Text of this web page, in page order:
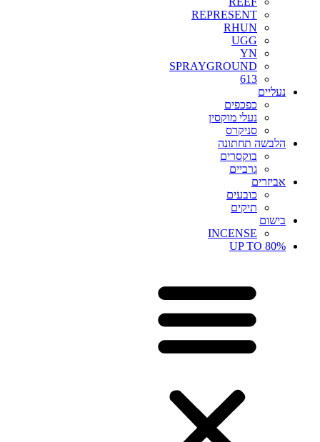
REPRESENT
RHUN
UGG
YN
SPRAYGROUND
613
נעליים
כפכפים
נעלי מוקסין
סניקרס
הלבשה תחתונה
בוקסרים
גרביים
אביזרים
כובעים
תיקים
בישום
INCENSE
UP TO 80%